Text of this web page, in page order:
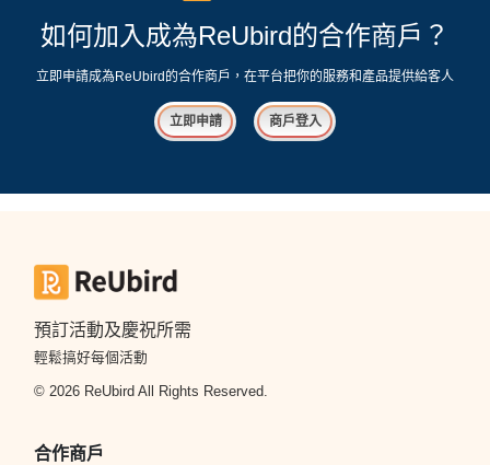
如何加入成為ReUbird的合作商戶？
立即申請成為ReUbird的合作商戶，在平台把你的服務和產品提供給客人
立即申請 商戶登入
預訂活動及慶祝所需
輕鬆搞好每個活動
© 2026 ReUbird All Rights Reserved.
合作商戶